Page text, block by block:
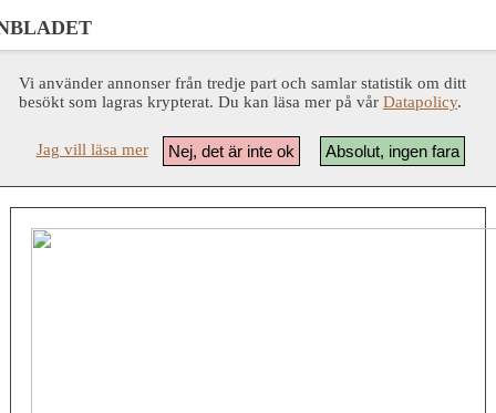
Vi använder annonser från tredje part och samlar statistik om ditt
besökt som lagras krypterat. Du kan läsa mer på vår Datapolicy.
Absolut, ingen fara
Nej, det är inte ok
Jag vill läsa mer